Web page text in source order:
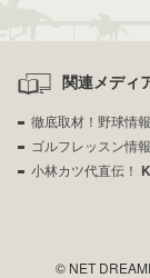
関連メディ
徹底取材！野球情
ゴルフレッスン情
小林カツ代直伝！
© NET